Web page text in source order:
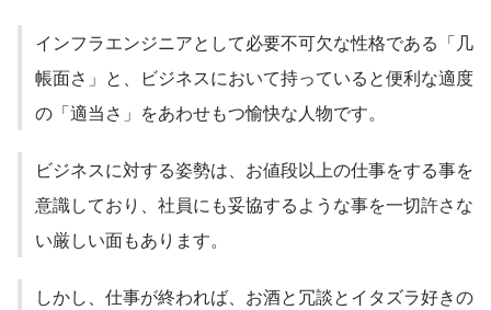
インフラエンジニアとして必要不可欠な性格である「几
帳面さ」と、ビジネスにおいて持っていると便利な適度
の「適当さ」をあわせもつ愉快な人物です。
ビジネスに対する姿勢は、お値段以上の仕事をする事を
意識しており、社員にも妥協するような事を一切許さな
い厳しい面もあります。
しかし、仕事が終われば、お酒と冗談とイタズラ好きの